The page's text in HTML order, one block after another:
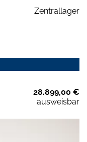
Zentrallager
28.899,00 €
ausweisbar